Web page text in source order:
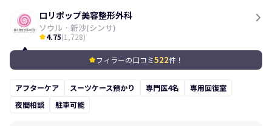
ロリポップ美容整形外科
ソウル · 新沙(シンサ)
kid_star4.75(1,728)
kid_starフィラーの口コミ522件！
アフターケア スーツケース預かり 専門医4名
専用回復室
夜間相談
駐車可能